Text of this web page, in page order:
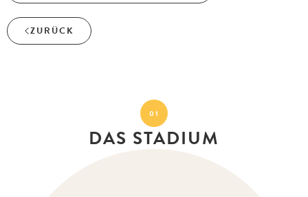
ZURÜCK
01
DAS STADIUM